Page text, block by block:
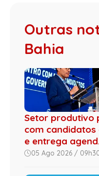
Outras
Bahia
Setor produtivo
com candidatos
e entrega
05 Ago 2026 /